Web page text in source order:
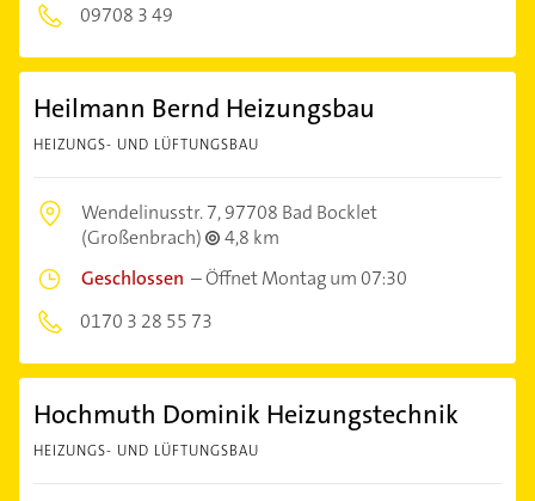
09708 3 49
Heilmann Bernd Heizungsbau
HEIZUNGS- UND LÜFTUNGSBAU
Wendelinusstr. 7,97708 Bad Bocklet
(Großenbrach)
4,8 km
Geschlossen –Öffnet Montag um 07:30
0170 3 28 55 73
Hochmuth Dominik Heizungstechnik
HEIZUNGS- UND LÜFTUNGSBAU